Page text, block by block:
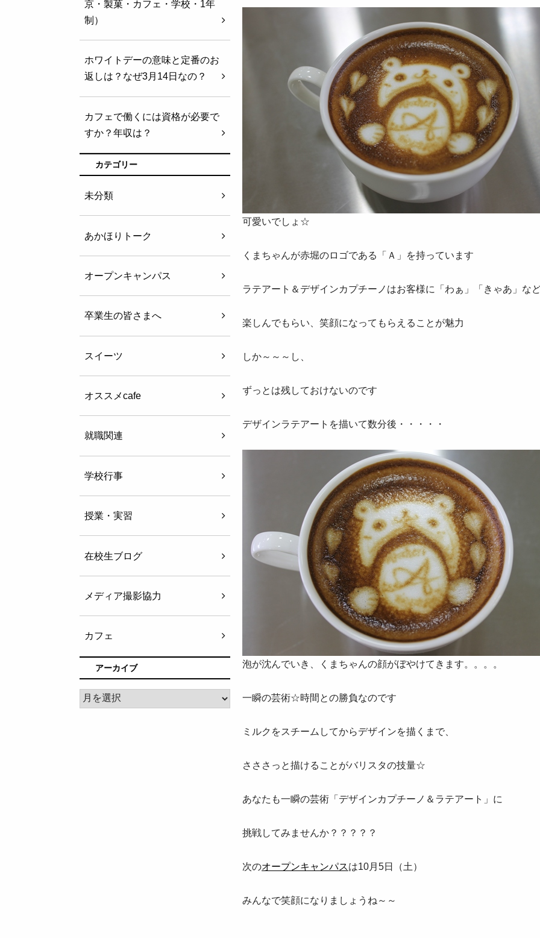
可愛いでしょ☆
くまちゃんが赤堀のロゴである「Ａ」を持っています
ラテアート＆デザインカプチーノはお客様に「わぁ」「きゃあ」な
楽しんでもらい、笑顔になってもらえることが魅力
しか～～～し、
ずっとは残しておけないのです
デザインラテアートを描いて数分後・・・・・
泡が沈んでいき、くまちゃんの顔がぼやけてきます。。。。
一瞬の芸術☆時間との勝負なのです
ミルクをスチームしてからデザインを描くまで、
さささっと描けることがバリスタの技量☆
あなたも一瞬の芸術「デザインカプチーノ＆ラテアート」に
挑戦してみませんか？？？？？
次のオープンキャンパスは10月5日（土）
みんなで笑顔になりましょうね～～
京・製菓・カフェ・学校・1年
制）
ホワイトデーの意味と定番のお
返しは？なぜ3月14日なの？
カフェで働くには資格が必要で
すか？年収は？
カテゴリー
未分類
あかほりトーク
オープンキャンパス
卒業生の皆さまへ
スイーツ
オススメcafe
就職関連
学校行事
授業・実習
在校生ブログ
メディア撮影協力
カフェ
アーカイブ
ア
ー